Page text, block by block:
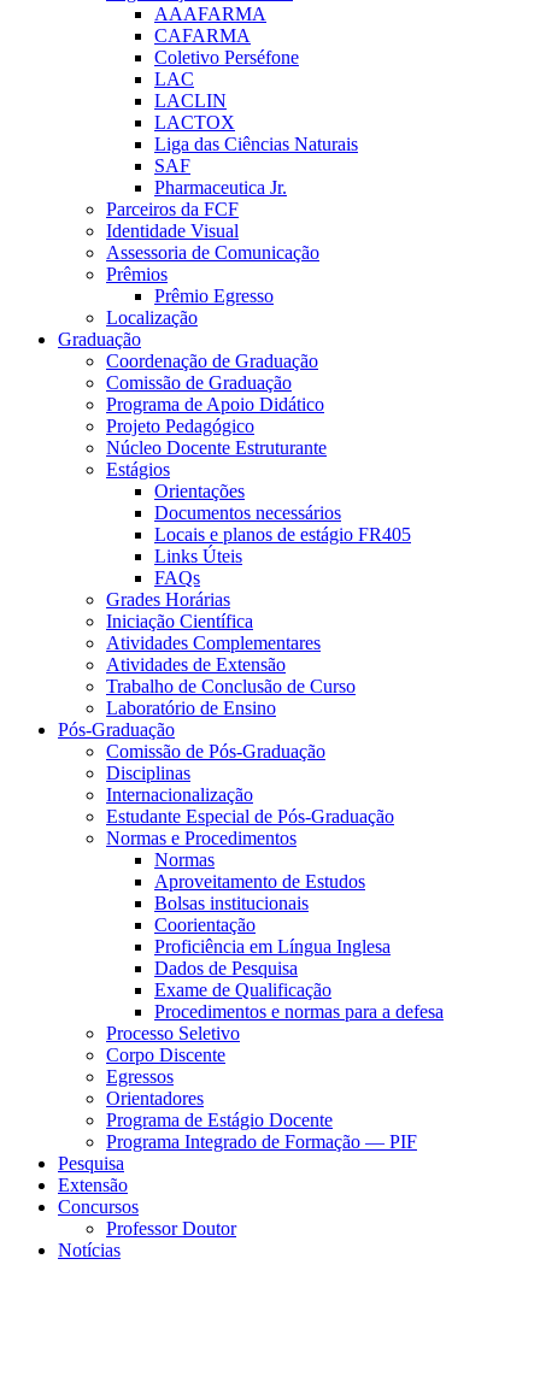
AAAFARMA
CAFARMA
Coletivo Perséfone
LAC
LACLIN
LACTOX
Liga das Ciências Naturais
SAF
Pharmaceutica Jr.
Parceiros da FCF
Identidade Visual
Assessoria de Comunicação
Prêmios
Prêmio Egresso
Localização
Graduação
Coordenação de Graduação
Comissão de Graduação
Programa de Apoio Didático
Projeto Pedagógico
Núcleo Docente Estruturante
Estágios
Orientações
Documentos necessários
Locais e planos de estágio FR405
Links Úteis
FAQs
Grades Horárias
Iniciação Científica
Atividades Complementares
Atividades de Extensão
Trabalho de Conclusão de Curso
Laboratório de Ensino
Pós-Graduação
Comissão de Pós-Graduação
Disciplinas
Internacionalização
Estudante Especial de Pós-Graduação
Normas e Procedimentos
Normas
Aproveitamento de Estudos
Bolsas institucionais
Coorientação
Proficiência em Língua Inglesa
Dados de Pesquisa
Exame de Qualificação
Procedimentos e normas para a defesa
Processo Seletivo
Corpo Discente
Egressos
Orientadores
Programa de Estágio Docente
Programa Integrado de Formação — PIF
Pesquisa
Extensão
Concursos
Professor Doutor
Notícias